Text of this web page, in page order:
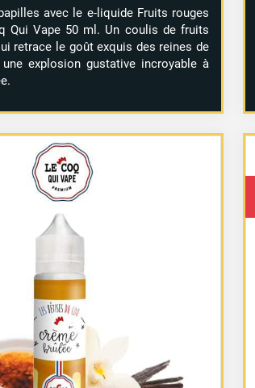
avec le e-liquide Fruits rouges
Qui Vape 50 ml. Un coulis de fruits
retrace le goût exquis des reines de
explosion gustative incroyable à